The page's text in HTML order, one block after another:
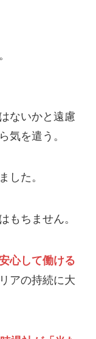
ないかと遠慮
気を遣う。
した。
もちません。
心して働ける
アの持続に大